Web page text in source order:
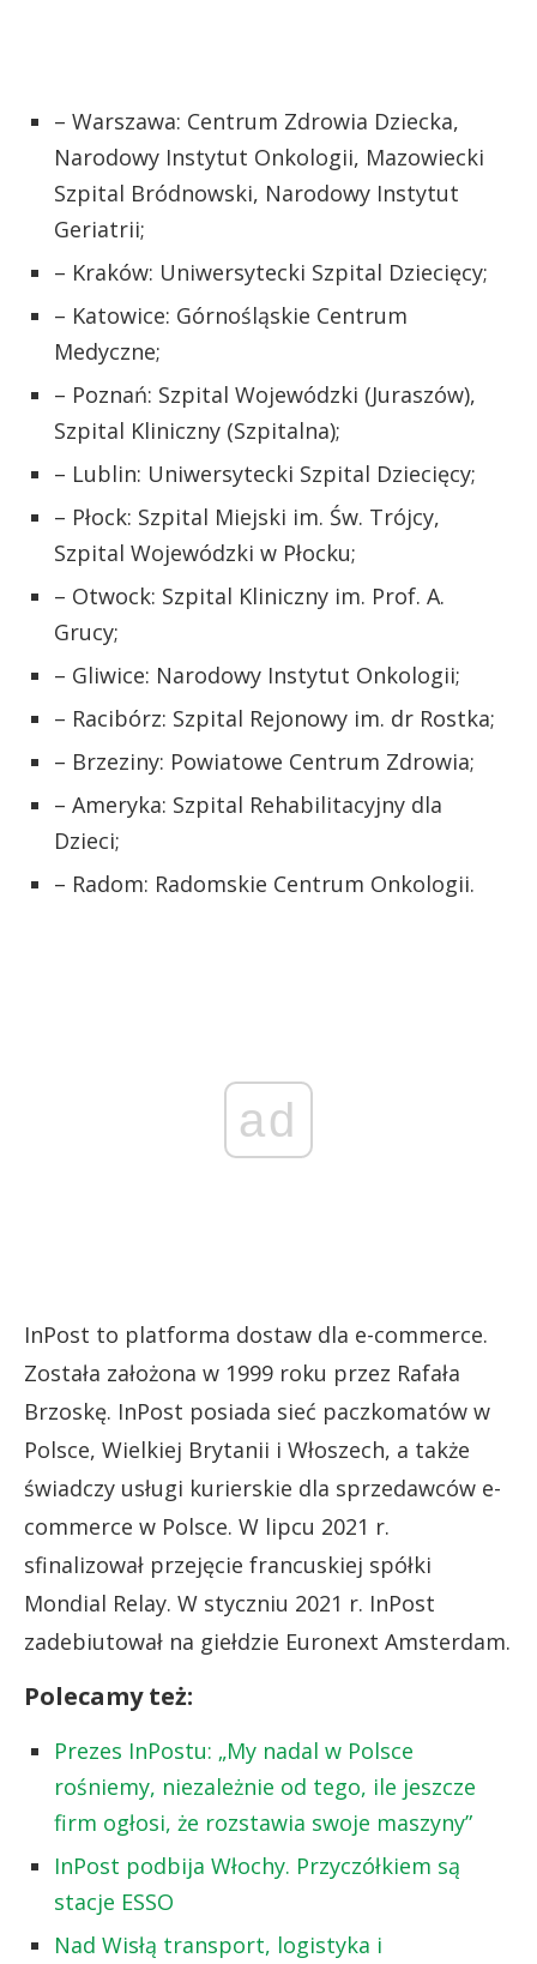
– Warszawa: Centrum Zdrowia Dziecka,
Narodowy Instytut Onkologii, Mazowiecki
Szpital Bródnowski, Narodowy Instytut
Geriatrii;
– Kraków: Uniwersytecki Szpital Dziecięcy;
– Katowice: Górnośląskie Centrum
Medyczne;
– Poznań: Szpital Wojewódzki (Juraszów),
Szpital Kliniczny (Szpitalna);
– Lublin: Uniwersytecki Szpital Dziecięcy;
– Płock: Szpital Miejski im. Św. Trójcy,
Szpital Wojewódzki w Płocku;
– Otwock: Szpital Kliniczny im. Prof. A.
Grucy;
– Gliwice: Narodowy Instytut Onkologii;
– Racibórz: Szpital Rejonowy im. dr Rostka;
– Brzeziny: Powiatowe Centrum Zdrowia;
– Ameryka: Szpital Rehabilitacyjny dla
Dzieci;
– Radom: Radomskie Centrum Onkologii.
ad
InPost to platforma dostaw dla e-commerce.
Została założona w 1999 roku przez Rafała
Brzoskę. InPost posiada sieć paczkomatów w
Polsce, Wielkiej Brytanii i Włoszech, a także
świadczy usługi kurierskie dla sprzedawców e-
commerce w Polsce. W lipcu 2021 r.
sfinalizował przejęcie francuskiej spółki
Mondial Relay. W styczniu 2021 r. InPost
zadebiutował na giełdzie Euronext Amsterdam.
Polecamy też:
Prezes InPostu: „My nadal w Polsce
rośniemy, niezależnie od tego, ile jeszcze
firm ogłosi, że rozstawia swoje maszyny”
InPost podbija Włochy. Przyczółkiem są
stacje ESSO
Nad Wisłą transport, logistyka i